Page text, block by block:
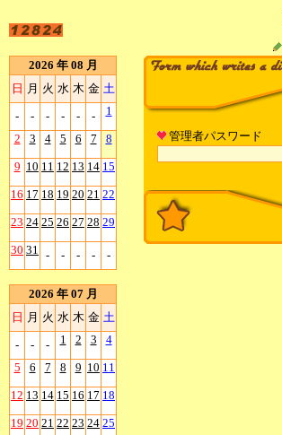
2026 年 08 月
日 月 火 水 木 金 土
- - - - - - 1
2 3 4 5 6 7 8
9 10 11 12 13 14 15
16 17 18 19 20 21 22
23 24 25 26 27 28 29
30 31 - - - - -
2026 年 07 月
日 月 火 水 木 金 土
- - - 1 2 3 4
5 6 7 8 9 10 11
12 13 14 15 16 17 18
19 20 21 22 23 24 25
管理者パスワード